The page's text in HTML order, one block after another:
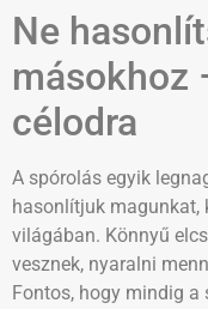
Ne
másokhoz
célodra
A spórolás egyik
hasonlítjuk magunkat,
világában. Könnyű
vesznek, nyaralni
Fontos, hogy mindig